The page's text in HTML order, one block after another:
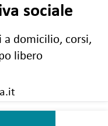
sociale
a domicilio, corsi,
libero